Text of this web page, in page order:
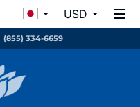
USD
(855) 334-6659